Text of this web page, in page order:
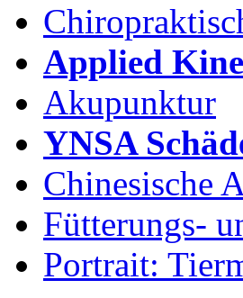
Applied
Akupunktur
YNSA
Chinesische
Fütterungs-
Portrait: